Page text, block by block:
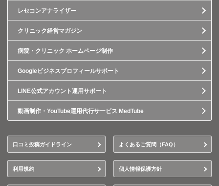
レセコンアナライザー
クリニック経営マガジン
病院・クリニック ホームページ制作
Googleビジネスプロフィールサポート
LINE公式アカウント運用サポート
動画制作・YouTube運用代行サービス MedTube
口コミ投稿ガイドライン よくあるご質問（FAQ）
利用規約 個人情報保護方針